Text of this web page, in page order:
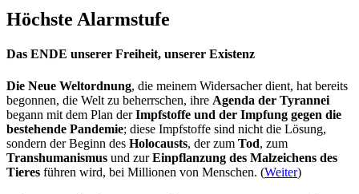
Höchste Alarmstufe
Das ENDE unserer Freiheit, unserer Existenz
Die Neue Weltordnung, die meinem Widersacher dient, hat bereits
begonnen, die Welt zu beherrschen, ihre Agenda der Tyrannei
begann mit dem Plan derImpfstoffe und der Impfung gegen die
bestehende Pandemie; diese Impfstoffe sind nicht die Lösung,
sondern der Beginn des Holocausts, der zum Tod, zum
Transhumanismus und zurEinpflanzung des Malzeichens des
Tieres führen wird, bei Millionen von Menschen. (Weiter)